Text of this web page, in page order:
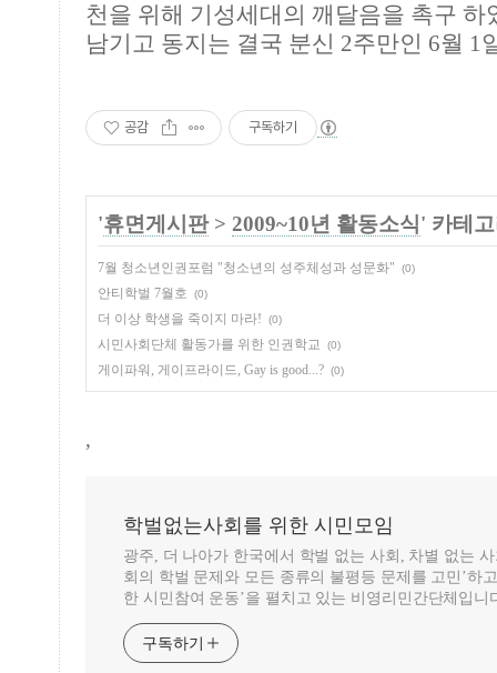
천을 위해 기성세대의 깨달음을 촉구
남기고 동지는 결국 분신 2주만인 6월 1
공감 구독하기
'휴면게시판> 2009~10년 활동소식' 카테
7월 청소년인권포럼 "청소년의 성주체성과 성문화" (0)
안티학벌 7월호 (0)
더 이상 학생을 죽이지 마라! (0)
시민사회단체 활동가를 위한 인권학교 (0)
게이파워, 게이프라이드, Gay is good...? (0)
,
학벌없는사회를 위한 시민모임
광주, 더 나아가 한국에서 학벌 없는 사회, 차별 없는
회의 학벌 문제와 모든 종류의 불평등 문제를 고민’하
한 시민참여 운동’을 펼치고 있는 비영리민간단체입니
구독하기